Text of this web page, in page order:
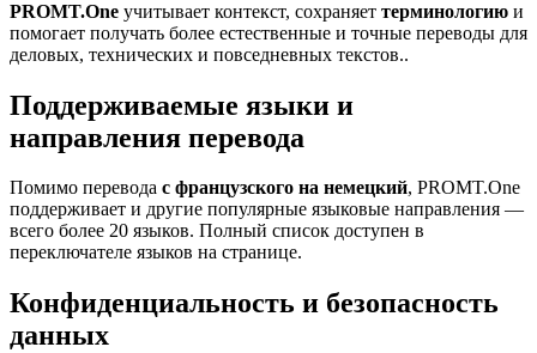
PROMT.One учитывает контекст, сохраняет терминологию и
помогает получать более естественные и точные переводы для
деловых, технических и повседневных текстов..
Поддерживаемые языки и
направления перевода
Помимо перевода с французского на немецкий, PROMT.One
поддерживает и другие популярные языковые направления —
всего более 20 языков. Полный список доступен в
переключателе языков на странице.
Конфиденциальность и безопасность
данных